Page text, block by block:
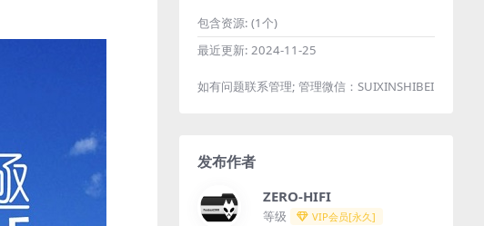
包含资源: (1个)
最近更新: 2024-11-25
如有问题联系管理; 管理微信：SUIXINSHIBEI
发布作者
ZERO-HIFI
等级 VIP会员[永久]